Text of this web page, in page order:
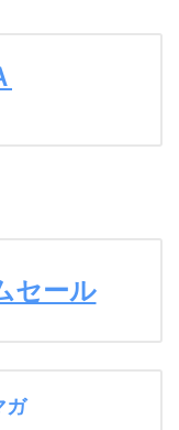
セール
ガ